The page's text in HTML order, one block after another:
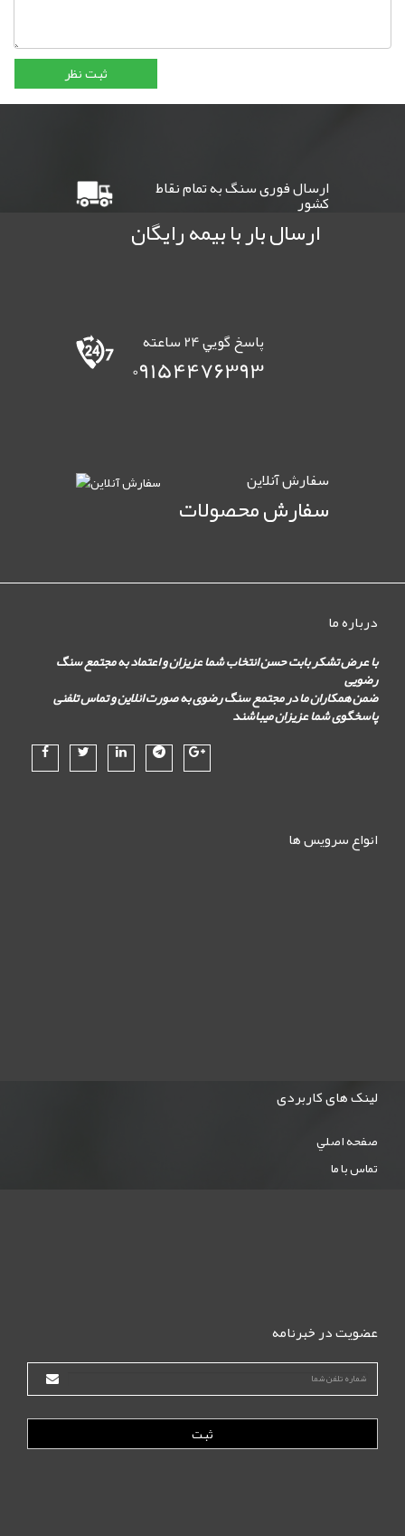
ارسال فوری سنگ به تمام نقاط
کشور
ارسال بار با بیمه رایگان
پاسخ گويي 24 ساعته
09154476393
سفارش آنلاين
سفارش محصولات
درباره ما
با عرض تشکر بابت حسن انتخاب شما عزیزان و اعتماد به مجتمع سنگ
رضویی
ضمن همکاران ما در مجتمع سنگ رضوی به صورت انلاین و تماس تلفنی
پاسخگوی شما عزیزان میباشند
انواع سرویس ها
لینک های کاربردی
صفحه اصلي
تماس با ما
عضویت در خبرنامه
ثبت